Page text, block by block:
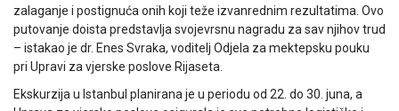
zalaganje i postignuća onih koji teže izvanrednim rezultatima. Ovo
putovanje doista predstavlja svojevrsnu nagradu za sav njihov trud
– istakao je dr. Enes Svraka, voditelj Odjela za mektepsku pouku
pri Upravi za vjerske poslove Rijaseta.
Ekskurzija u Istanbul planirana je u periodu od 22. do 30. juna, a